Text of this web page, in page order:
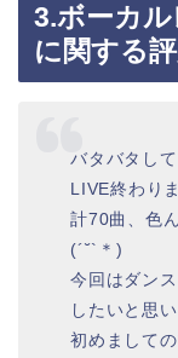
3.ボーカ
に関する
バタバタし
LIVE終わり
計70曲、色
(´˘`＊)
今回はダン
したいと思
初めまして